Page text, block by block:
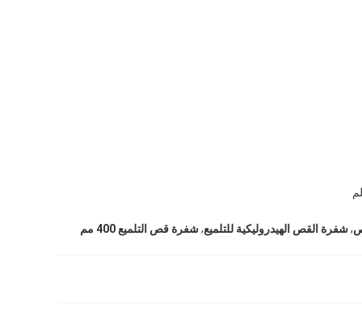
,شفرة القص الهيدروليكية للتلميع,شفرة قص التلميع 400 مم